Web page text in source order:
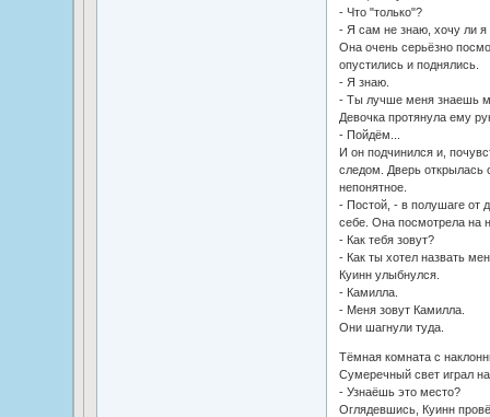
- Что "только"?
- Я сам не знаю, хочу ли я
Она очень серьёзно
опустились и поднялись.
- Я знаю.
- Ты лучше меня знаешь
Девочка протянула ему
- Пойдём...
И он подчинился и,
следом. Дверь открылась
непонятное.
- Постой, - в полушаге от
себе. Она посмотрела на
- Как тебя зовут?
- Как ты хотел назвать
Куинн улыбнулся.
- Камилла.
- Меня зовут Камилла.
Они шагнули туда.
Тёмная комната с
Сумеречный свет играл
- Узнаёшь это место?
Оглядевшись, Куинн